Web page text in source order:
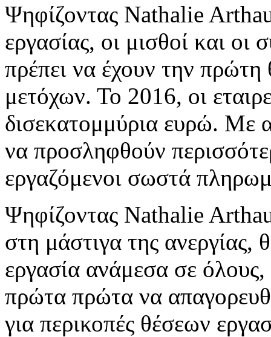
Ψηφίζοντας Nathalie
εργασίας, οι μισθοί και οι
πρέπει να έχουν την
μετόχων. Το 2016, οι
δισεκατομμύρια ευρώ. Με
να προσληφθούν
εργαζόμενοι σωστά
Ψηφίζοντας Nathalie
στη μάστιγα της ανεργίας,
εργασία ανάμεσα σε
πρώτα πρώτα να
για περικοπές θέσεων